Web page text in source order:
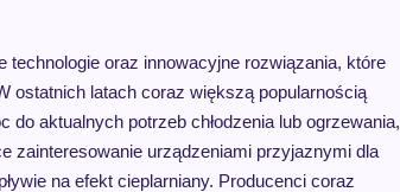
oraz innowacyjne rozwiązania, które
ostatnich latach coraz większą popularnością
aktualnych potrzeb chłodzenia lub ogrzewania,
zainteresowanie urządzeniami przyjaznymi dla
na efekt cieplarniany. Producenci coraz